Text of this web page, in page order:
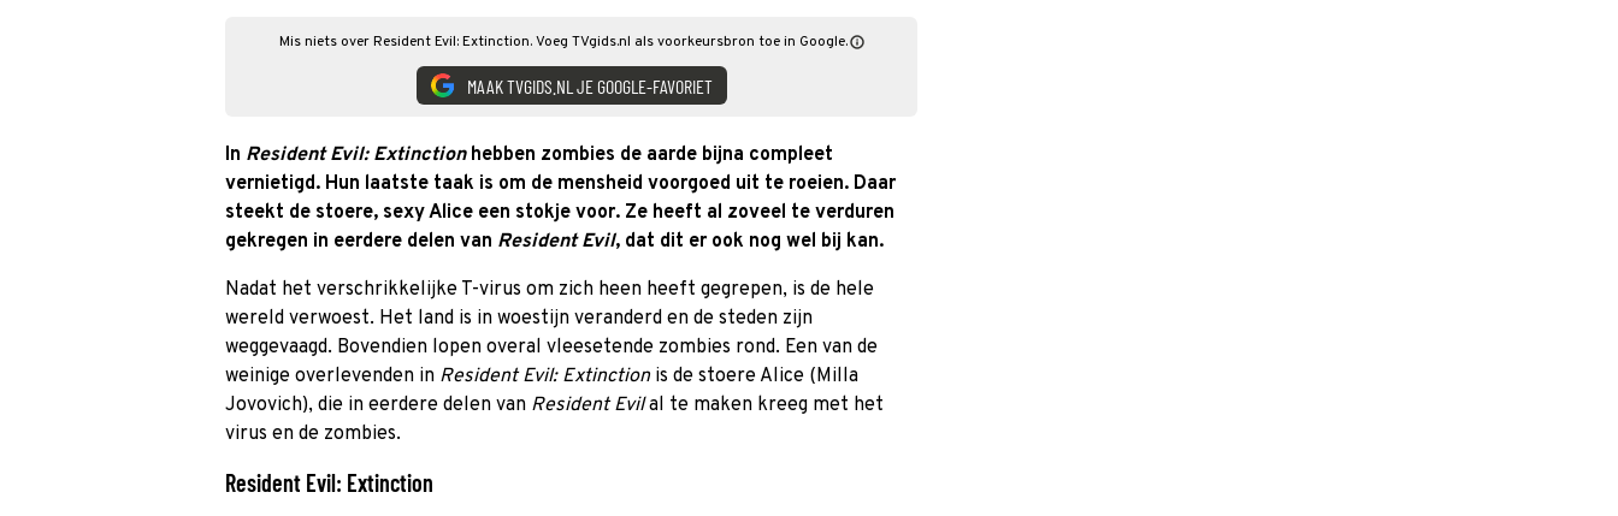
Mis niets over Resident Evil: Extinction. Voeg TVgids.nl als voorkeursbron toe in Google.
MAAK TVGIDS.NL JE GOOGLE-FAVORIET
In Resident Evil: Extinctionhebben zombies de aarde bijna compleet
vernietigd. Hun laatste taak is om de mensheid voorgoed uit te roeien. Daar
steekt de stoere, sexy Alice een stokje voor. Ze heeft al zoveel te verduren
gekregen in eerdere delen van Resident Evil, dat dit er ook nog wel bij kan.
Nadat het verschrikkelijke T-virus om zich heen heeft gegrepen, is de hele
wereld verwoest. Het land is in woestijn veranderd en de steden zijn
weggevaagd. Bovendien lopen overal vleesetende zombies rond. Een van de
weinige overlevenden in Resident Evil: Extinctionis de stoere Alice (Milla
Jovovich), die in eerdere delen van Resident Evilal te maken kreeg met het
virus en de zombies.
Resident Evil: Extinction